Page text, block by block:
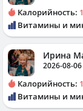
Калорийность:
Витамины и
Ирина
2026-08-06
Калорийность:
Витамины и